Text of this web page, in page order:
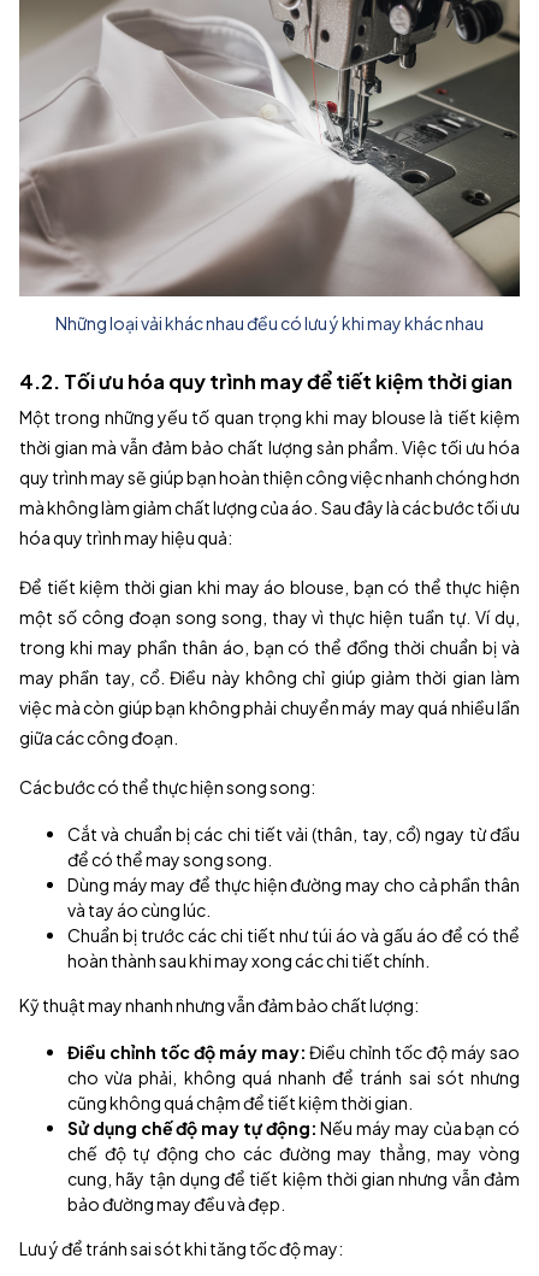
Những loại vải khác nhau đều có lưu ý khi may khác nhau
4.2. Tối ưu hóa quy trình may để tiết kiệm thời gian
Một trong những yếu tố quan trọng khi may blouse là tiết kiệm
thời gian mà vẫn đảm bảo chất lượng sản phẩm. Việc tối ưu hóa
quy trình may sẽ giúp bạn hoàn thiện công việc nhanh chóng hơn
mà không làm giảm chất lượng của áo. Sau đây là các bước tối ưu
hóa quy trình may hiệu quả:
Để tiết kiệm thời gian khi may áo blouse, bạn có thể thực hiện
một số công đoạn song song, thay vì thực hiện tuần tự. Ví dụ,
trong khi may phần thân áo, bạn có thể đồng thời chuẩn bị và
may phần tay, cổ. Điều này không chỉ giúp giảm thời gian làm
việc mà còn giúp bạn không phải chuyển máy may quá nhiều lần
giữa các công đoạn.
Các bước có thể thực hiện song song:
Cắt và chuẩn bị các chi tiết vải (thân, tay, cổ) ngay từ đầu
để có thể may song song.
Dùng máy may để thực hiện đường may cho cả phần thân
và tay áo cùng lúc.
Chuẩn bị trước các chi tiết như túi áo và gấu áo để có thể
hoàn thành sau khi may xong các chi tiết chính.
Kỹ thuật may nhanh nhưng vẫn đảm bảo chất lượng:
Điều chỉnh tốc độ máy may:Điều chỉnh tốc độ máy sao
cho vừa phải, không quá nhanh để tránh sai sót nhưng
cũng không quá chậm để tiết kiệm thời gian.
Sử dụng chế độ may tự động:Nếu máy may của bạn có
chế độ tự động cho các đường may thẳng, may vòng
cung, hãy tận dụng để tiết kiệm thời gian nhưng vẫn đảm
bảo đường may đều và đẹp.
Lưu ý để tránh sai sót khi tăng tốc độ may: